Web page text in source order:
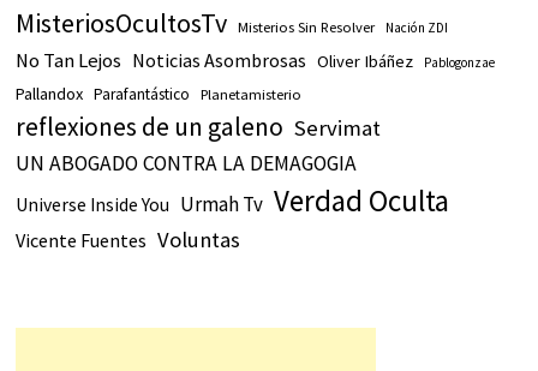
MisteriosOcultosTv Misterios Sin Resolver Nación ZDI
No Tan Lejos Noticias Asombrosas Oliver Ibáñez Pablogonzae
Pallandox Parafantástico Planetamisterio
reflexiones de un galeno Servimat
UN ABOGADO CONTRA LA DEMAGOGIA
Universe Inside You Urmah Tv Verdad Oculta
Vicente Fuentes Voluntas